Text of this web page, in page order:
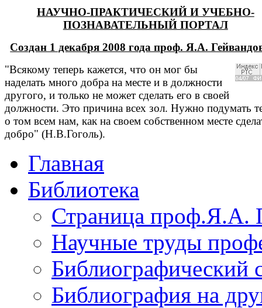
НАУЧНО-ПРАКТИЧЕСКИЙ И УЧЕБНО-
ПОЗНАВАТЕЛЬНЫЙ ПОРТАЛ
Создан 1 декабря 2008 года проф. Я.А.
"Всякому теперь кажется, что он мог бы
наделать много добра на месте и в должности
другого, и только не может сделать его в своей
должности. Это причина всех зол. Нужно подумать
о том всем нам, как на своем собственном месте
добро" (Н.В.Гоголь).
Главная
Библиотека
Страница проф.Я.А.
Научные труды
Библиографический
Библиография на